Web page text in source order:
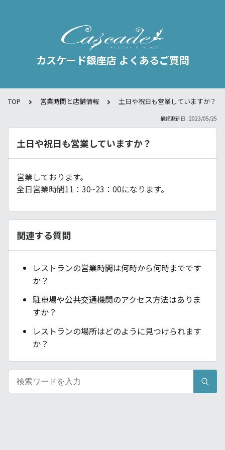
カスケード銀座店 よくあるご質問
TOP 営業時間と店舗情報 土日や祝日も営業していますか？
最終更新日 : 2023/05/25
土日や祝日も営業していますか？
営業しております。
全日営業時間11：30~23：00になります。
関連する質問
レストランの営業時間は何時から何時までです
か？
駐車場や公共交通機関のアクセス方法はありま
すか？
レストランの場所はどのように見つけられます
か？